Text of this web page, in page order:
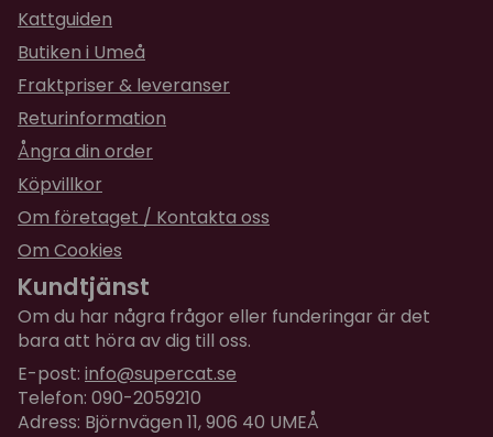
Kattguiden
Butiken i Umeå
Fraktpriser & leveranser
Returinformation
Ångra din order
Köpvillkor
Om företaget / Kontakta oss
Om Cookies
Kundtjänst
Om du har några frågor eller funderingar är det
bara att höra av dig till oss.
E-post: info@supercat.se
Telefon: 090-2059210
Adress: Björnvägen 11, 906 40 UMEÅ